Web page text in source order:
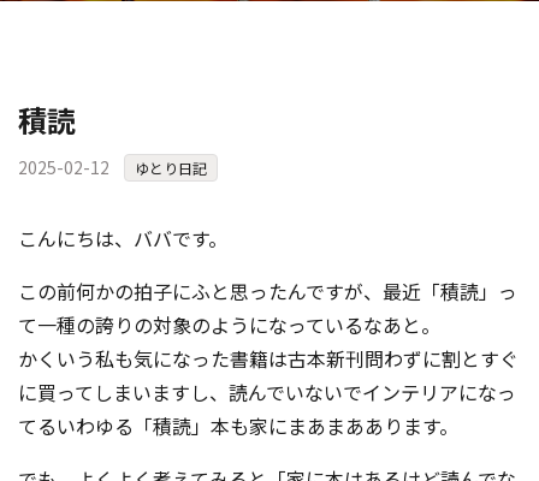
コンテストを主催される方へ
公募運営SaaS 「Kouboプランナー」
事務局アウトソーシング
マーケットデータ
コンテスト情報及びプレゼン
ト情報を「Koubo」に無料で
紹介させていただきます
無料掲載お申し込み
積読
2025-02-12 ゆとり日記
こんにちは、ババです。
この前何かの拍子にふと思ったんですが、最近「積読」っ
て一種の誇りの対象のようになっているなあと。
かくいう私も気になった書籍は古本新刊問わずに割とすぐ
に買ってしまいますし、読んでいないでインテリアになっ
てるいわゆる「積読」本も家にまあまああります。